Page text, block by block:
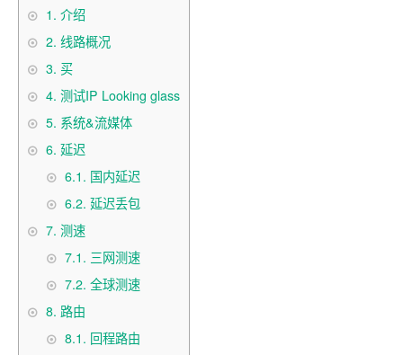
1. 介绍
2. 线路概况
3. 买
4. 测试IP Looking glass
5. 系统&流媒体
6. 延迟
6.1. 国内延迟
6.2. 延迟丢包
7. 测速
7.1. 三网测速
7.2. 全球测速
8. 路由
8.1. 回程路由